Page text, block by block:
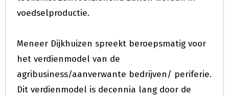
voedselproductie.
Meneer Dijkhuizen spreekt beroepsmatig voor
het verdienmodel van de
agribusiness/aanverwante bedrijven/ periferie.
Dit verdienmodel is decennia lang door de